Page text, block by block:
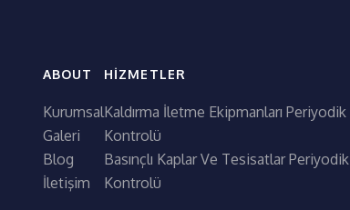
ABOUT
Kurumsal
Galeri
Blog
İletişim
HIZMETLER
Kaldırma İletme Ekipmanları Periyodik
Kontrolü
Basınçlı Kaplar Ve Tesisatlar Periyodik
Kontrolü